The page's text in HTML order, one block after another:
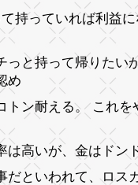
持っていれば利益
っと持って帰りたい
め
トン耐える。 これを
は高いが、金はドン
だといわれて、ロス